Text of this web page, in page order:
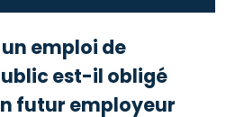
emploi de
est-il obligé
futur employeur